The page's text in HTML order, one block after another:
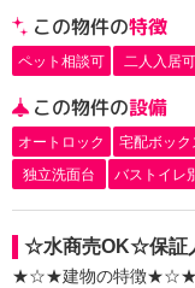
この物件の特徴
ペット相談可 二人入居可
この物件の設備
オートロック 宅配ボック
独立洗面台
バストイレ
☆水商売OK☆保証
★☆★建物の特徴★☆★